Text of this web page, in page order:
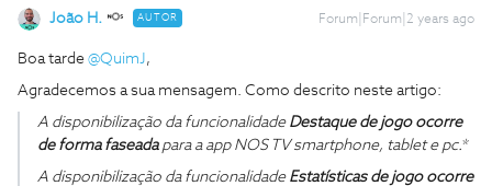
João H. AUTOR Forum|Forum|2 years ago
Boa tarde @QuimJ,
Agradecemos a sua mensagem. Como descrito neste artigo:
A disponibilização da funcionalidade Destaque de jogo ocorre
de forma faseadapara a app NOS TV smartphone, tablet e pc.*
A disponibilização da funcionalidade Estatísticas de jogo ocorre